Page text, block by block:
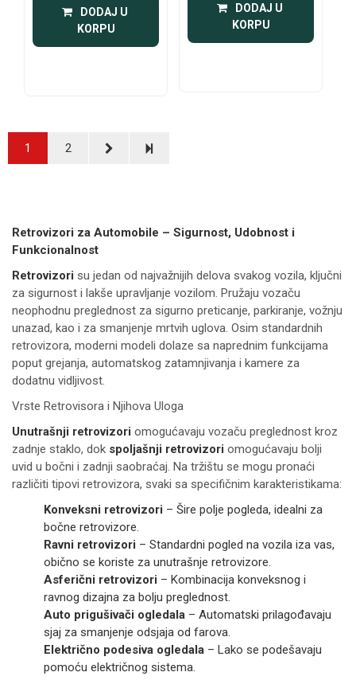
DODAJ U
KORPU
DODAJ U
KORPU
1 2
Retrovizori za Automobile – Sigurnost, Udobnost i
Funkcionalnost
Retrovizori su jedan od najvažnijih delova svakog vozila, ključni
za sigurnost i lakše upravljanje vozilom. Pružaju vozaču
neophodnu preglednost za sigurno preticanje, parkiranje, vožnju
unazad, kao i za smanjenje mrtvih uglova. Osim standardnih
retrovizora, moderni modeli dolaze sa naprednim funkcijama
poput grejanja, automatskog zatamnjivanja i kamere za
dodatnu vidljivost.
Vrste Retrovisora i Njihova Uloga
Unutrašnji retrovizori omogućavaju vozaču preglednost kroz
zadnje staklo, dok spoljašnji retrovizori omogućavaju bolji
uvid u bočni i zadnji saobraćaj. Na tržištu se mogu pronaći
različiti tipovi retrovizora, svaki sa specifičnim karakteristikama:
Konveksni retrovizori – Šire polje pogleda, idealni za
bočne retrovizore.
Ravni retrovizori – Standardni pogled na vozila iza vas,
obično se koriste za unutrašnje retrovizore.
Asferični retrovizori – Kombinacija konveksnog i
ravnog dizajna za bolju preglednost.
Auto prigušivači ogledala – Automatski prilagođavaju
sjaj za smanjenje odsjaja od farova.
Električno podesiva ogledala – Lako se podešavaju
pomoću električnog sistema.